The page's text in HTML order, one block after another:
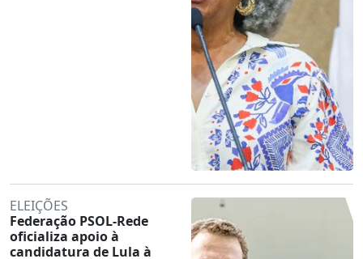
ELEIÇÕES
Federação PSOL-Rede
oficializa apoio à
candidatura de Lula à